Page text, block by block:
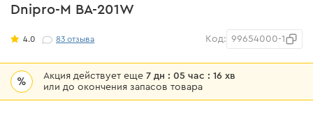
Dnipro-M BA-201W
4.0 83отзыва Код: 99654000-1
% Акция действует еще7 дн : 05 час : 16 хв
или до окончения запасов товара